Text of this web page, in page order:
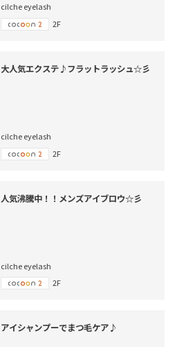
cilche eyelash
2F
大人気エクステ♪フラットラッシュ☆彡
cilche eyelash
2F
人気沸騰中！！メンズアイブロウ☆彡
cilche eyelash
2F
アイシャンプーでまつ毛ケア♪